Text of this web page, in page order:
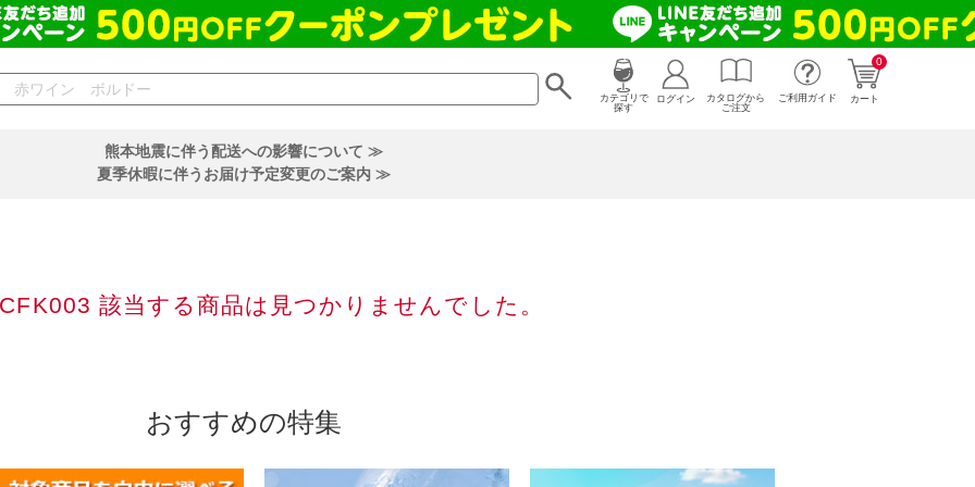
カテゴリで
探す
0
カート
ログイン
カタログから
ご注文
ご利用ガイド
熊本地震に伴う配送への影響について ≫
夏季休暇に伴うお届け予定変更のご案内 ≫
該当する商品は見つかりませんでした。
おすすめの特集